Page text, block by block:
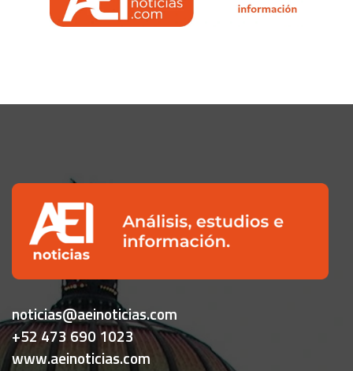
noticias@aeinoticias.com
+52 473 690 1023
www.aeinoticias.com